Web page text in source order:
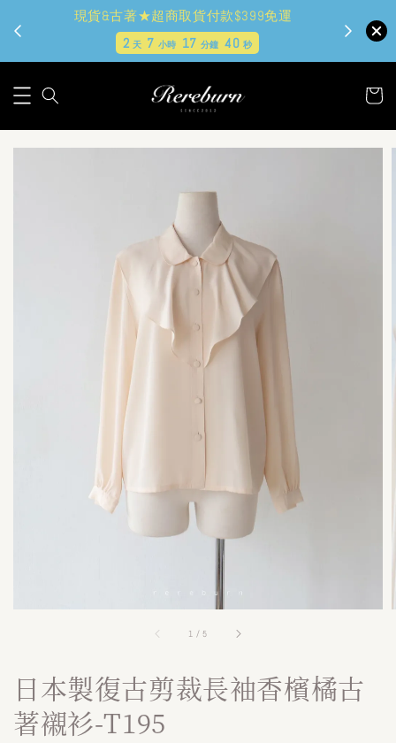
現貨&古著★超商取貨付款$399免運
2 天 7 小時 17 分鐘 39 秒
1 /5
日本製復古剪裁長袖香檳橘古
著襯衫-T195